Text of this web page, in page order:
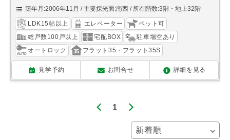
築年月:2006年11月
主要採光面:南西 所在階数:3階・地上32階
LDK15帖以上 エレベーター
ペット可
総戸数100戸以上
宅配BOX
駐車場空あり
オートロック
フラット35・フラット35S
見学予約 お問合せ 詳細を見る
1